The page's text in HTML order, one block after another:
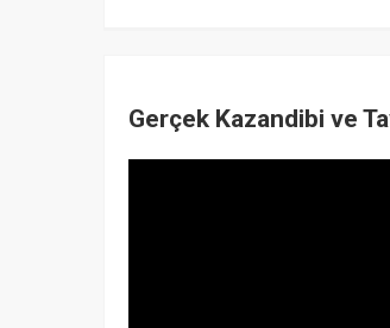
Gerçek Kazandibi ve